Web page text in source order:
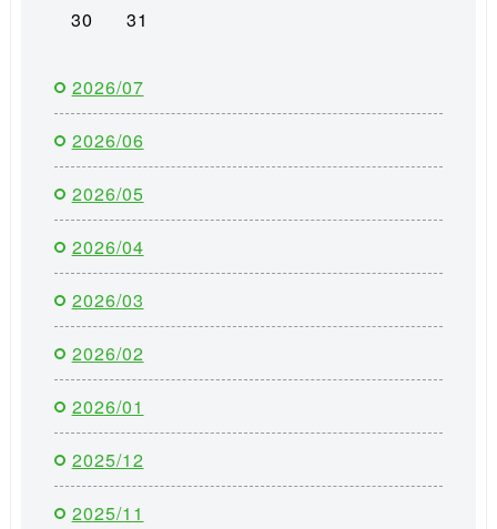
30
31
2026/07
2026/06
2026/05
2026/04
2026/03
2026/02
2026/01
2025/12
2025/11